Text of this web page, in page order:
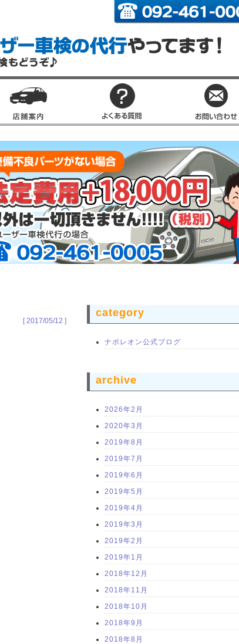
[ 2017/05/12 ]
category
ナポレオン公式ブログ
archive
2026年2月
2020年3月
2019年8月
2019年7月
2019年6月
2019年5月
2019年4月
2019年3月
2019年2月
2019年1月
2018年12月
2018年11月
2018年10月
2018年9月
2018年8月